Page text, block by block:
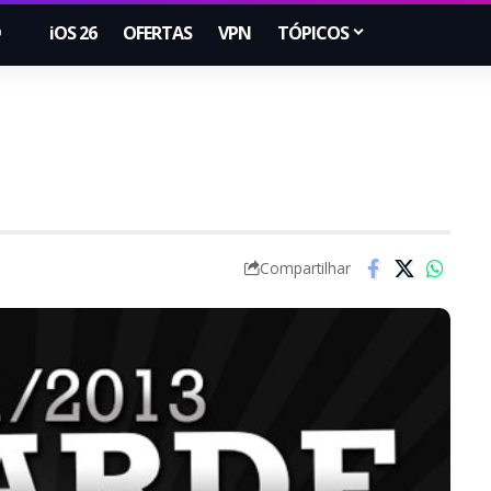
iOS 26 OFERTAS VPN TÓPICOS
Compartilhar